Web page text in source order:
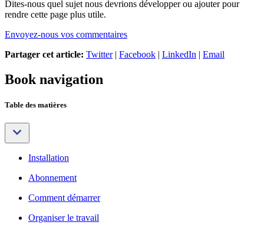
Dites-nous quel sujet nous devrions développer ou ajouter pour
rendre cette page plus utile.
Envoyez-nous vos commentaires
Partager cet article: Twitter| Facebook | LinkedIn | Email
Book navigation
Table des matières
Installation
Abonnement
Comment démarrer
Organiser le travail